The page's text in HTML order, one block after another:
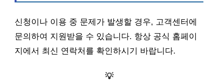
신청이나 이용 중 문제가 발생할 경우, 고객센터에
문의하여 지원받을 수 있습니다. 항상 공식 홈페이
지에서 최신 연락처를 확인하시기 바랍니다.
💡